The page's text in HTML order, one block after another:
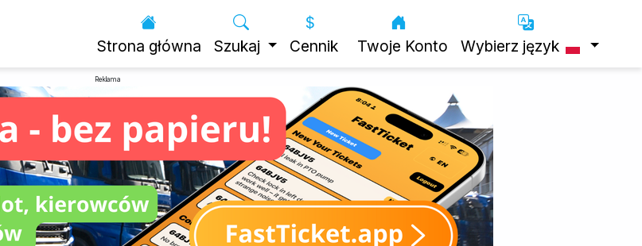
Strona główna Szukaj Cennik Twoje Konto Wybierz język
Reklama